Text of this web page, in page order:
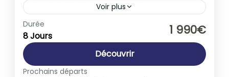
Voir plus
Autriche , Italie,
Slovénie
Durée
8 Jours 1 990€
Découvrir
Prochains départs